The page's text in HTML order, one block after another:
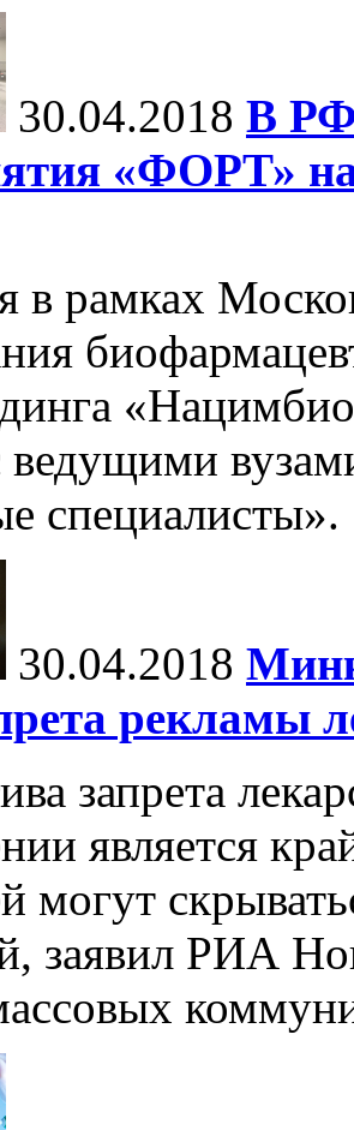
30.04.2018 В РФ
«ФОРТ»
в рамках
специалисты».
30.04.2018
рекламы
запрета
является
могут
заявил РИА